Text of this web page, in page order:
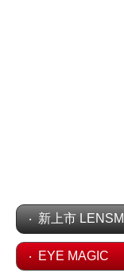
新上市
EYE MAGIC